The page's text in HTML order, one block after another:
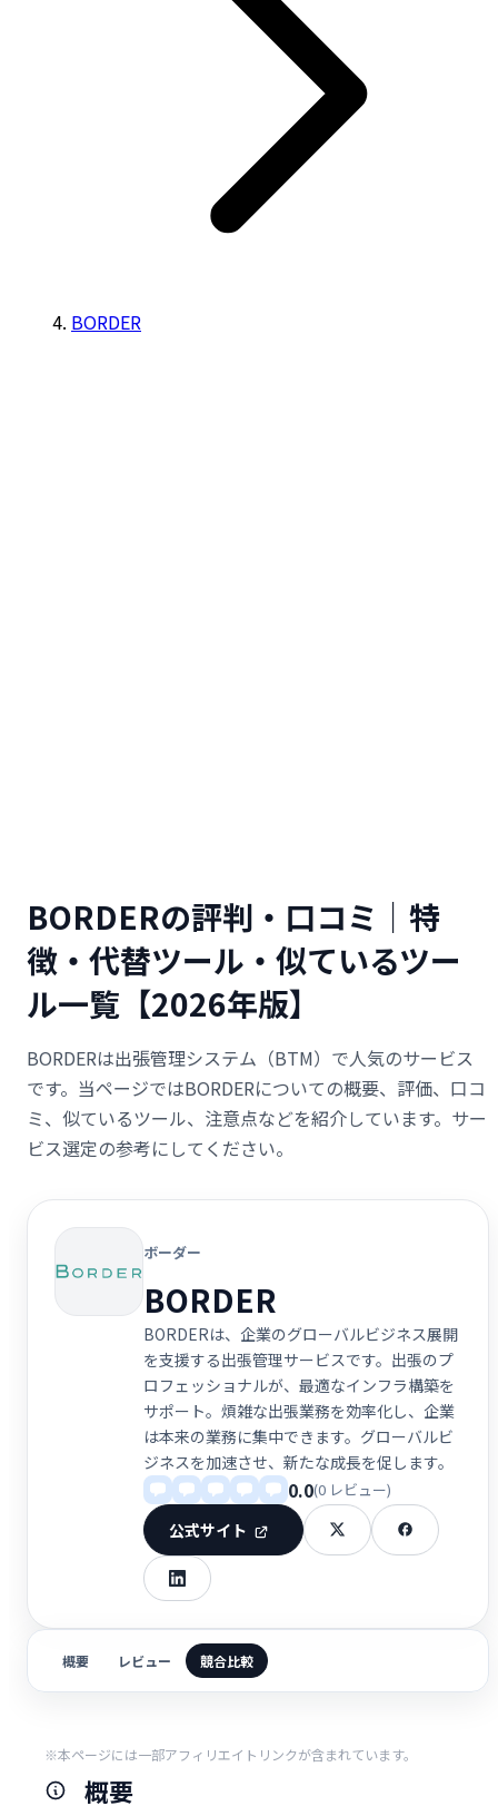
BORDER
BORDERの評判・口コミ｜特
徴・代替ツール・似ているツー
ル一覧【2026年版】
BORDERは出張管理システム（BTM）で人気のサービス
です。当ページではBORDERについての概要、評価、口コ
ミ、似ているツール、注意点などを紹介しています。サー
ビス選定の参考にしてください。
ボーダー
BORDER
BORDERは、企業のグローバルビジネス展開
を支援する出張管理サービスです。出張のプ
ロフェッショナルが、最適なインフラ構築を
サポート。煩雑な出張業務を効率化し、企業
は本来の業務に集中できます。グローバルビ
ジネスを加速させ、新たな成長を促します。
0.0(0 レビュー)
公式サイト
概要 レビュー 競合比較
※本ページには一部アフィリエイトリンクが含まれています。
概要